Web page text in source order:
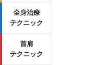
全身治療
テクニック
首肩
テクニック